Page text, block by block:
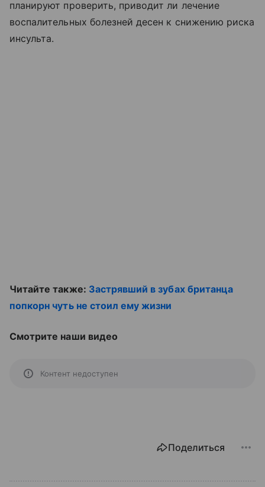
планируют проверить, приводит ли лечение
воспалительных болезней десен к снижению риска
инсульта.
Читайте также: Застрявший в зубах британца
попкорн чуть не стоил ему жизни
Смотрите наши видео
Контент недоступен
Поделиться